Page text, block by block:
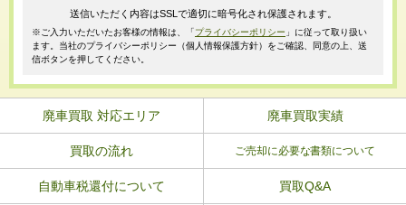
送信いただく内容はSSLで適切に暗号化され保護されます。
※ご入力いただいたお客様の情報は、「プライバシーポリシー 」に従って取り扱い
ます。当社のプライバシーポリシー（個人情報保護方針）をご確認、同意の上、送
信ボタンを押してください。
廃車買取 対応エリア 廃車買取実績
買取の流れ ご売却に必要な書類について
自動車税還付について 買取Q&A